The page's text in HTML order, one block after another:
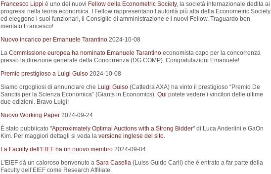
Francesco Lippi è uno dei nuovi Fellow della Econometric Society, la società internazionale dedita ai
progressi nella teoria economica. I Fellow rappresentano l’autorità più alta della Econometric Society
ed eleggono i suoi funzionari, il Consiglio di amministrazione e i nuovi Fellow. Traguardo ben
meritato Francesco!
Nuovo incarico per Emanuele Tarantino 2024-10-08
La Commissione europea ha nominato Emanuele Tarantinoeconomista capo per la concorrenza
presso la direzione generale della Concorrenza (DG COMP). Congratulazioni Emanuele!
Premio prestigioso a Luigi Guiso 2024-10-08
Siamo orgogliosi di annunciare che Luigi Guiso(Cattedra AXA) ha vinto il prestigioso “Premio De
Sanctis per la Scienza Economica” (Giants in Economics). Qui potete vedere i vincitori delle ultime
due edizioni. Bravo Luigi!
Nuovo Working Paper 2024-09-24
È stato pubblicato "Approximately Optimal Auctions with a Strong Bidder" di Luca Anderlini e GaOn
Kim. Per maggiori dettagli si veda la versione inglese del sito.
La Faculty dell’EIEF ha un nuovo membro 2024-09-04
L’EIEF dà un caloroso benvenuto a Sara Casella(Luiss Guido Carli) che è entrato a far parte della
Faculty dell’EIEF come Research Affiliate.